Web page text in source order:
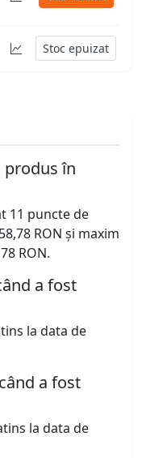
Stoc epuizat
produs în
11 puncte de
RON și maxim
RON.
a fost
la data de
a fost
la data de